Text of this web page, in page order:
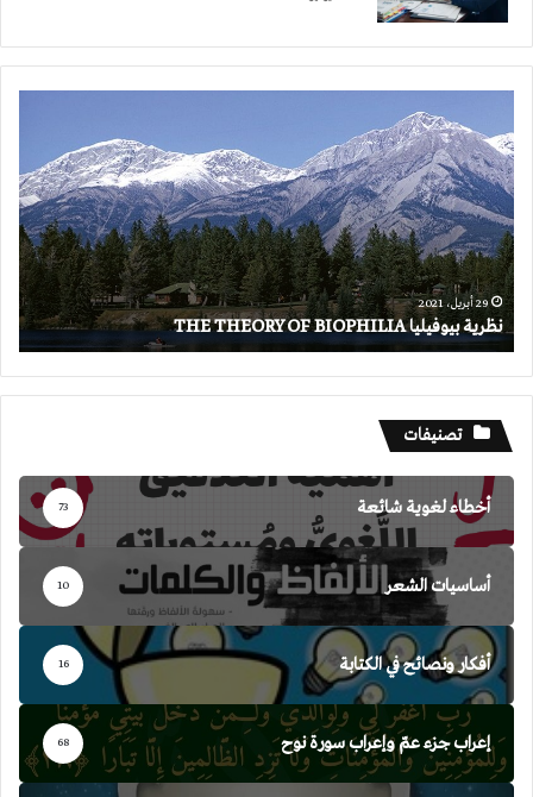
THE
THEORY
OF
BIOPHILIA
29 أبريل، 2021
نظرية بيوفيليا THE THEORY OF BIOPHILIA
تصنيفات
أخطاء لغوية شائعة 73
أساسيات الشعر 10
أفكار ونصائح في الكتابة 16
إعراب جزء عمّ وإعراب سورة نوح 68